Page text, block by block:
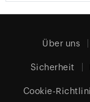
Über uns
Sicherheit
Cookie-